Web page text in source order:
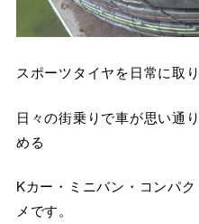
スポーツタイヤを日常に取
日々の街乗りで車が思い通
める
Kカー・ミニバン・コンパ
メです。